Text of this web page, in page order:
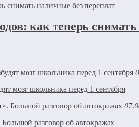
как теперь
мозг школьника перед 1 сентября
разговор об автокражах